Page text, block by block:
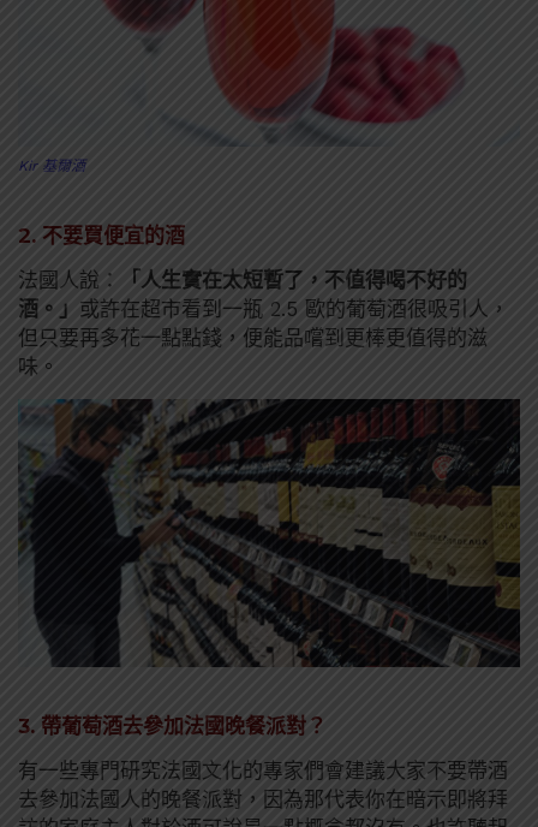
Kir 基爾酒
2. 不要買便宜的酒
法國人說：
「人生實在太短暫了，不值得喝不好的
酒。」 或許在超市看到一瓶 2.5 歐的葡萄酒很吸引人，
但只要再多花一點點錢，便能品嚐到更棒更值得的滋
味。
3. 帶葡萄酒去參加法國晚餐派對？
有一些專門研究法國文化的專家們會建議大家不要帶酒
去參加法國人的晚餐派對，因為那代表你在暗示即將拜